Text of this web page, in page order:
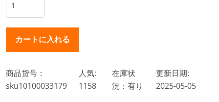
商品货号：
sku10100033179
人気:
1158
在庫状
況：有り
更新日期:
2025-05-05